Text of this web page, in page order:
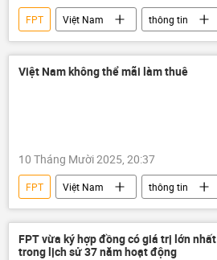
FPT Việt Nam
thông tin
Kinh doanh
nhập khẩu
xuất nhập khẩu
Vinamilk
Việt Nam không thể mãi làm thuê
10 Tháng Mười 2025, 20:37
FPT Việt Nam
thông tin
Kinh tế
Kinh doanh
FPT vừa ký hợp đồng có giá trị lớn nhất
trong lịch sử 37 năm hoạt động